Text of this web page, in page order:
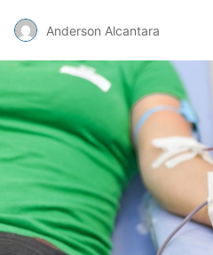
Anderson Alcantara